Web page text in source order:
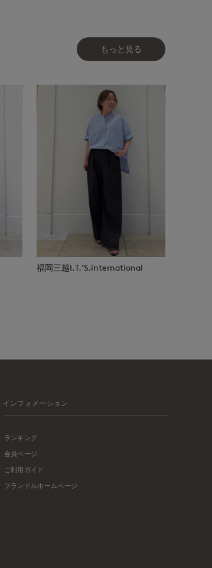
もっと見る
福岡三越I.T.'S.international
インフォメーション
ランキング
会員ページ
ご利用ガイド
フランドルホームページ